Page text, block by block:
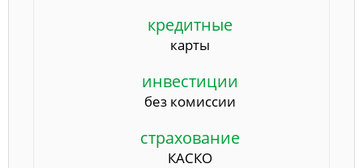
кредитные
карты
инвестиции
без комиссии
страхование
КАСКО